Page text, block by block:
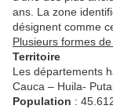
ans. La zone
désignent comme
Plusieurs formes
Territoire
Les départements
Cauca – Huila-
Population :